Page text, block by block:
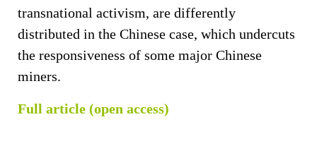
transnational activism, are differently
distributed in the Chinese case, which undercuts
the responsiveness of some major Chinese
miners.
Full article (open access)